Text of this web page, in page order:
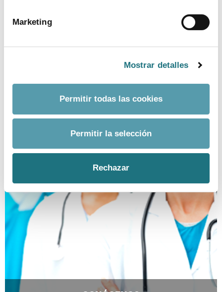
Marketing
Mostrar detalles
Permitir todas las cookies
Permitir la selección
Rechazar